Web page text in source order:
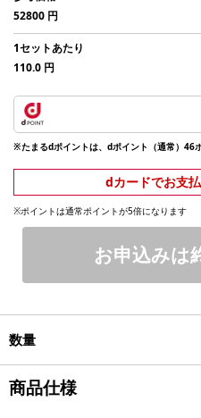
52800 円
1セットあたり
110.0 円
※たまるdポイントは、dポイント（通常）46
dカードでお支
※ポイントは通常ポイントが5倍になります
お申込みは
数量
商品仕様